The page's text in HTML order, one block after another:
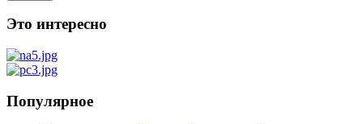
Это интересно
Популярное